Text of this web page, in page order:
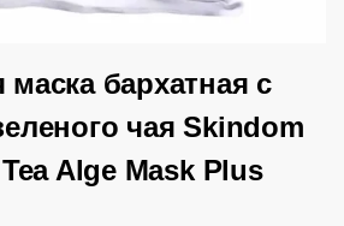
маска бархатная c
чая Skindom
Alge Mask Plus